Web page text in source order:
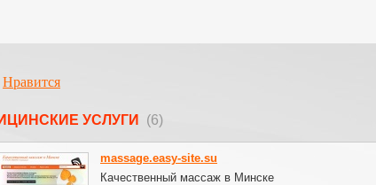
Нравится
УСЛУГИ (6)
massage.easy-site.su
Качественный массаж в Минске